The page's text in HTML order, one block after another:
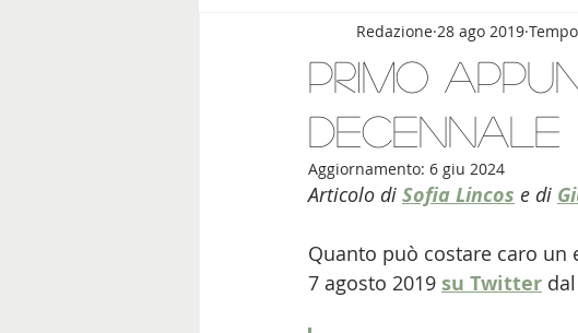
Primo
decennale
Redazione 28 ago 2019
Aggiornamento: 6 giu 2024
Articolo di Sofia Lincos e di
Quanto può costare caro un
7 agosto 2019 su Twitter